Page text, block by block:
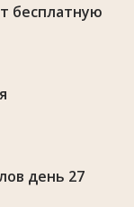
бесплатную
день 27